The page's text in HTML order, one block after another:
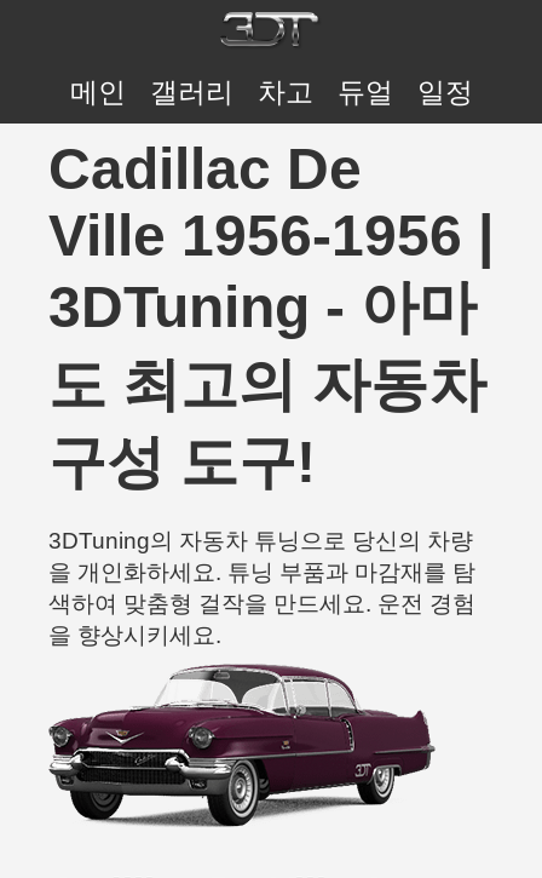
메인 갤러리 차고 듀얼 일정
Cadillac De
Ville 1956-1956 |
3DTuning - 아마
도 최고의 자동차
구성 도구!
3DTuning의 자동차 튜닝으로 당신의 차량
을 개인화하세요. 튜닝 부품과 마감재를 탐
색하여 맞춤형 걸작을 만드세요. 운전 경험
을 향상시키세요.